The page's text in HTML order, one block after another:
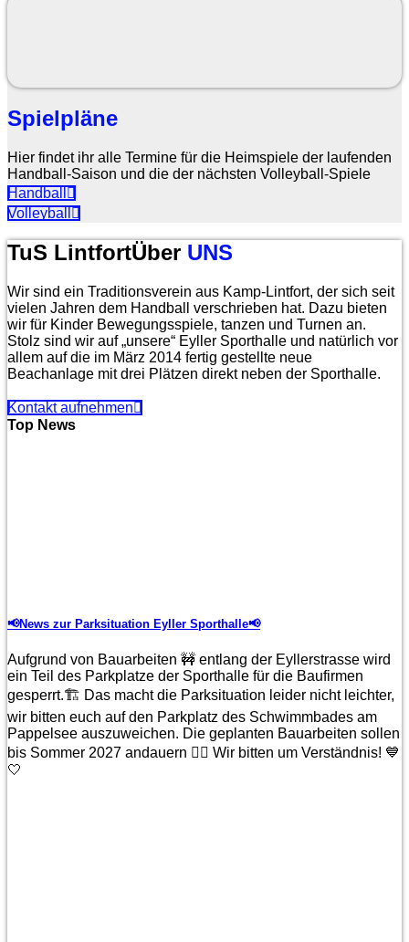
Spielpläne
Hier findet ihr alle Termine für die Heimspiele der laufenden
Handball-Saison und die der nächsten Volleyball-Spiele
Handball
Volleyball
TuS LintfortÜber UNS
Wir sind ein Traditionsverein aus Kamp-Lintfort, der sich seit
vielen Jahren dem Handball verschrieben hat. Dazu bieten
wir für Kinder Bewegungsspiele, tanzen und Turnen an.
Stolz sind wir auf „unsere“ Eyller Sporthalle und natürlich vor
allem auf die im März 2014 fertig gestellte neue
Beachanlage mit drei Plätzen direkt neben der Sporthalle.
Kontakt aufnehmen
Top News
📢News zur Parksituation Eyller Sporthalle📢
Aufgrund von Bauarbeiten 🚧 entlang der Eyllerstrasse wird
ein Teil des Parkplatze der Sporthalle für die Baufirmen
gesperrt.🏗️ Das macht die Parksituation leider nicht leichter,
wir bitten euch auf den Parkplatz des Schwimmbades am
Pappelsee auszuweichen. Die geplanten Bauarbeiten sollen
bis Sommer 2027 andauern 😵‍💫 Wir bitten um Verständnis! 💙
🤍